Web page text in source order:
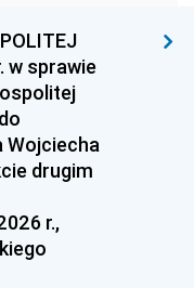
1952
1949
1937
w sprawie
Wojciecha
drugim
r.,